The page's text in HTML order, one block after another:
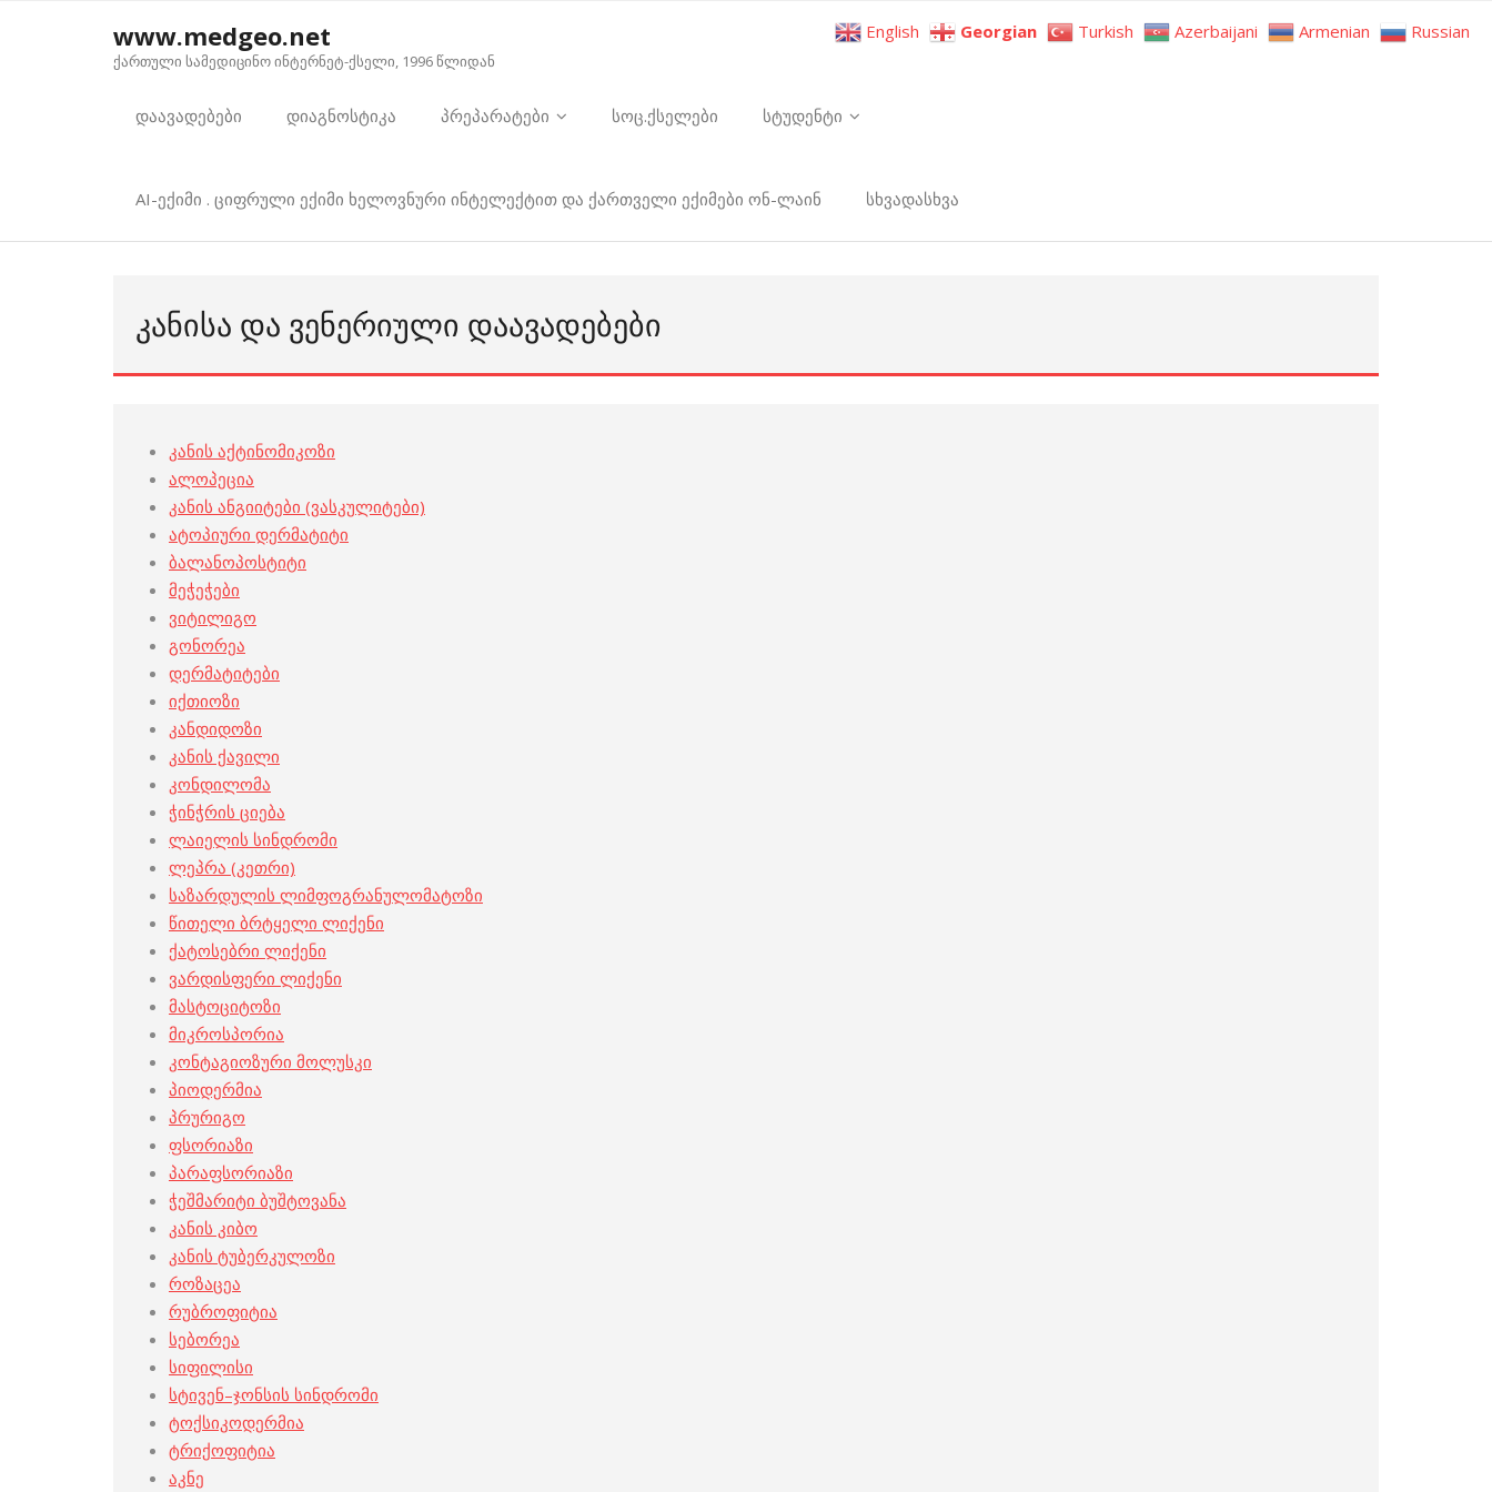
www.medgeo.net
ქართული სამედიცინო ინტერნეტ-ქსელი, 1996 წლიდან
დაავადებები დიაგნოსტიკა პრეპარატები სოც.ქსელები სტუდენტი
AI-ექიმი . ციფრული ექიმი ხელოვნური ინტელექტით და ქართველი ექიმები ონ-ლაინ სხვადასხვა
ᲙᲐᲜᲘᲡᲐ ᲓᲐ ᲕᲔᲜᲔᲠᲘᲣᲚᲘ ᲓᲐᲐᲕᲐᲓᲔᲑᲔᲑᲘ
კანის აქტინომიკოზი
ალოპეცია
კანის ანგიიტები (ვასკულიტები)
ატოპიური დერმატიტი
ბალანოპოსტიტი
მეჭეჭები
ვიტილიგო
გონორეა
დერმატიტები
იქთიოზი
კანდიდოზი
კანის ქავილი
კონდილომა
ჭინჭრის ციება
ლაიელის სინდრომი
ლეპრა (კეთრი)
საზარდულის ლიმფოგრანულომატოზი
წითელი ბრტყელი ლიქენი
ქატოსებრი ლიქენი
ვარდისფერი ლიქენი
მასტოციტოზი
მიკროსპორია
კონტაგიოზური მოლუსკი
პიოდერმია
პრურიგო
ფსორიაზი
პარაფსორიაზი
ჭეშმარიტი ბუშტოვანა
კანის კიბო
კანის ტუბერკულოზი
როზაცეა
რუბროფიტია
სებორეა
სიფილისი
სტივენ–ჯონსის სინდრომი
ტოქსიკოდერმია
ტრიქოფიტია
აკნე
English Georgian Turkish Azerbaijani Armenian Russian